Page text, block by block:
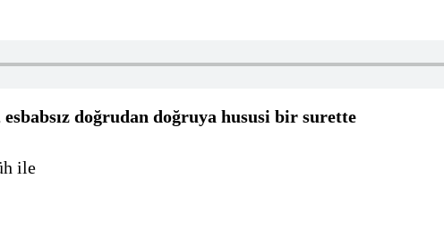
esbabsız doğrudan doğruya hususi bir surette
ile